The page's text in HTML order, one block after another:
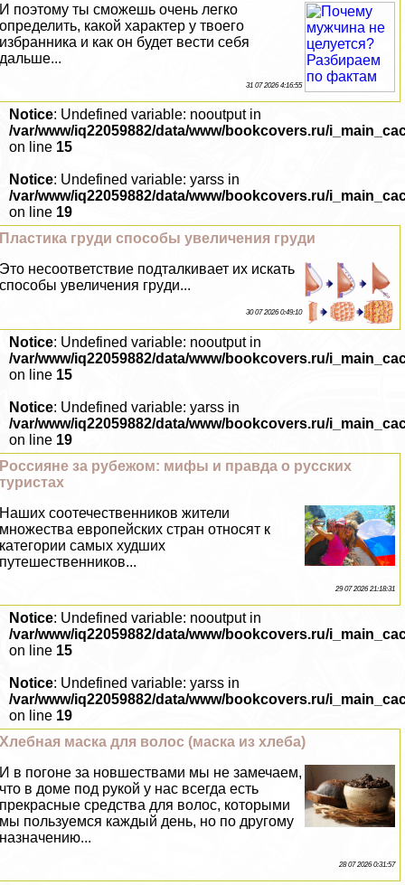
И поэтому ты сможешь очень легко
определить, какой хаpaктер у твоего
избранника и как он будет вести себя
дальше...
31 07 2026 4:16:55
Notice: Undefined variable: nooutput in
/var/www/iq22059882/data/www/bookcovers.ru/
on line 15
Notice: Undefined variable: yarss in
/var/www/iq22059882/data/www/bookcovers.ru/
on line 19
Пластика гpyди способы увеличения гpyди
Это несоответствие подталкивает их искать
способы увеличения гpyди...
30 07 2026 0:49:10
Notice: Undefined variable: nooutput in
/var/www/iq22059882/data/www/bookcovers.ru/
on line 15
Notice: Undefined variable: yarss in
/var/www/iq22059882/data/www/bookcovers.ru/
on line 19
Россияне за рубежом: мифы и правда о русских
туристах
Наших соотечественников жители
множества европейских стран относят к
категории самых худших
путешественников...
29 07 2026 21:18:31
Notice: Undefined variable: nooutput in
/var/www/iq22059882/data/www/bookcovers.ru/
on line 15
Notice: Undefined variable: yarss in
/var/www/iq22059882/data/www/bookcovers.ru/
on line 19
Хлебная маска для волос (маска из хлеба)
И в погоне за новшествами мы не замечаем,
что в доме под рукой у нас всегда есть
прекрасные средства для волос, которыми
мы пользуемся каждый день, но по другому
назначению...
28 07 2026 0:31:57